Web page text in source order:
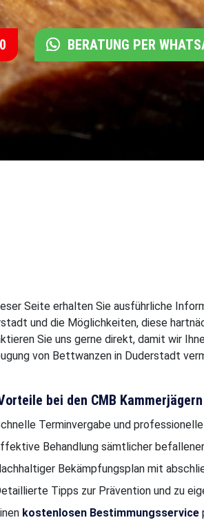
BERATUNG PER
Seite erhalten Sie ausführliche
und die Möglichkeiten, diese
Sie uns gerne direkt, damit wir
von Bettwanzen in Duderstadt
bei den CMB
Terminvergabe und
Behandlung sämtlicher
Bekämpfungsplan mit
Tipps zur Prävention und zu
kostenlosen Bestimmungsservice